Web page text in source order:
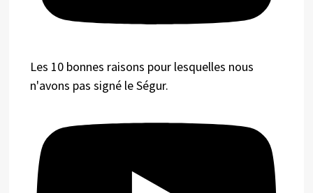
Les 10 bonnes raisons pour lesquelles nous
n'avons pas signé le Ségur.